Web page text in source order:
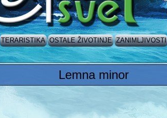
TERARISTIKA OSTALE ŽIVOTINJE ZANIMLJIVOSTI
Lemna minor